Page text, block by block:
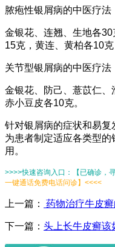
脓疱性银屑病的中医疗法
金银花、连翘、生地各
15克，黄连、黄柏各10克
关节型银屑病的中医疗法
金银花、防己、薏苡仁、
赤小豆皮各10克。
针对银屑病的症状和易复
为患者制定适应各类型
用。
>>>>快速咨询入口：【已确诊，
一键通话免费电话问诊】<<<<
上一篇： 药物治疗牛皮
下一篇： 头上长牛皮癣该